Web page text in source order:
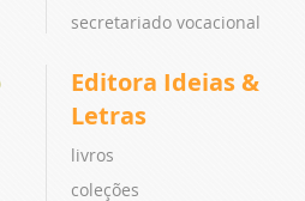
secretariado vocacional
Editora Ideias &
Letras
livros
coleções